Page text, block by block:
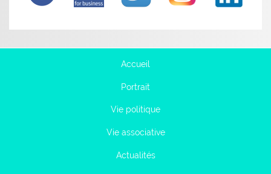
Accueil
Portrait
Vie politique
Vie associative
Actualités